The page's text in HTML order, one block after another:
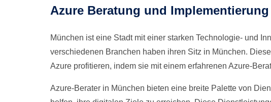
Azure Beratung und
München ist eine Stadt mit einer starken Technologie- und
verschiedenen Branchen haben ihren Sitz in München.
Azure profitieren, indem sie mit einem erfahrenen Azure-
Azure-Berater in München bieten eine breite Palette von